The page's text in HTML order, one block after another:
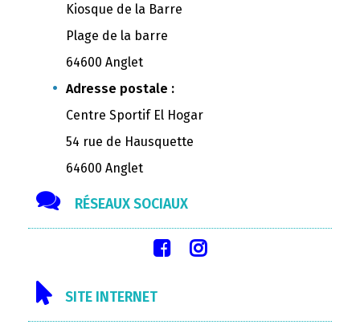
Kiosque de la Barre
Plage de la barre
64600 Anglet
Adresse postale :
Centre Sportif El Hogar
54 rue de Hausquette
64600 Anglet
RÉSEAUX SOCIAUX
SITE INTERNET